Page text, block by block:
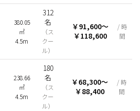
380.05
㎡
4.5m
312
名
（ス
クー
ル）
￥91,600〜
￥118,600
/ 時
間
238.66
㎡
4.5m
180
名
（ス
クー
ル）
￥68,300〜
￥88,400
/ 時
間